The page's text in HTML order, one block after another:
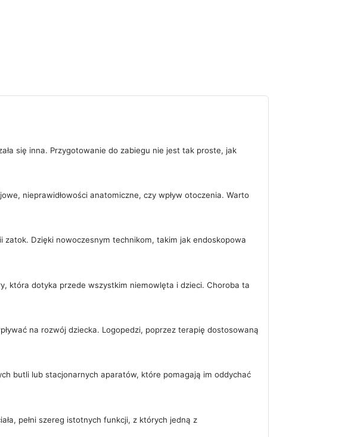
się inna. Przygotowanie do zabiegu nie jest tak proste, jak
nieprawidłowości anatomiczne, czy wpływ otoczenia. Warto
Dzięki nowoczesnym technikom, takim jak endoskopowa
która dotyka przede wszystkim niemowlęta i dzieci. Choroba ta
na rozwój dziecka. Logopedzi, poprzez terapię dostosowaną
butli lub stacjonarnych aparatów, które pomagają im oddychać
pełni szereg istotnych funkcji, z których jedną z